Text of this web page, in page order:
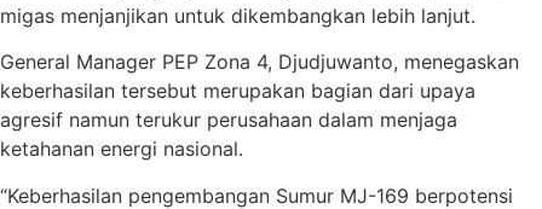
migas menjanjikan untuk dikembangkan lebih lanjut.
General Manager PEP Zona 4, Djudjuwanto, menegaskan
keberhasilan tersebut merupakan bagian dari upaya
agresif namun terukur perusahaan dalam menjaga
ketahanan energi nasional.
“Keberhasilan pengembangan Sumur MJ-169 berpotensi